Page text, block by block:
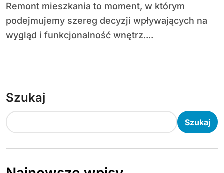
Remont mieszkania to moment, w którym
podejmujemy szereg decyzji wpływających na
wygląd i funkcjonalność wnętrz....
Szukaj
Szukaj